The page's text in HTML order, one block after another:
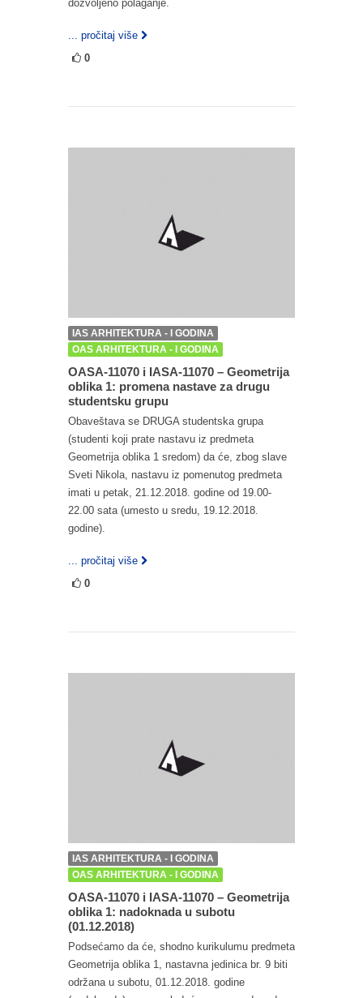
dozvoljeno polaganje.
... pročitaj više
0
IAS ARHITEKTURA - I GODINA
OAS ARHITEKTURA - I GODINA
OASA-11070 i IASA-11070 – Geometrija
oblika 1: promena nastave za drugu
studentsku grupu
Obaveštava se DRUGA studentska grupa
(studenti koji prate nastavu iz predmeta
Geometrija oblika 1 sredom) da će, zbog slave
Sveti Nikola, nastavu iz pomenutog predmeta
imati u petak, 21.12.2018. godine od 19.00-
22.00 sata (umesto u sredu, 19.12.2018.
godine).
... pročitaj više
0
IAS ARHITEKTURA - I GODINA
OAS ARHITEKTURA - I GODINA
OASA-11070 i IASA-11070 – Geometrija
oblika 1: nadoknada u subotu
(01.12.2018)
Podsećamo da će, shodno kurikulumu predmeta
Geometrija oblika 1, nastavna jedinica br. 9 biti
održana u subotu, 01.12.2018. godine